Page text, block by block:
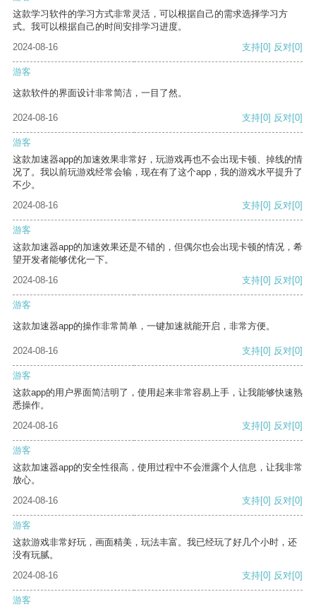
这款学习软件的学习方式非常灵活，可以根据自己的需求选择学习方
式。我可以根据自己的时间安排学习进度。
2024-08-16
支持[0] 反对[0]
游客
这款软件的界面设计非常简洁，一目了然。
2024-08-16 支持[0] 反对[0]
游客
这款加速器app的加速效果非常好，玩游戏再也不会出现卡顿、掉线的情
况了。我以前玩游戏经常会输，现在有了这个app，我的游戏水平提升了
不少。
2024-08-16
支持[0] 反对[0]
游客
这款加速器app的加速效果还是不错的，但偶尔也会出现卡顿的情况，希
望开发者能够优化一下。
2024-08-16
支持[0] 反对[0]
游客
这款加速器app的操作非常简单，一键加速就能开启，非常方便。
2024-08-16 支持[0] 反对[0]
游客
这款app的用户界面简洁明了，使用起来非常容易上手，让我能够快速熟
悉操作。
2024-08-16
支持[0] 反对[0]
游客
这款加速器app的安全性很高，使用过程中不会泄露个人信息，让我非常
放心。
2024-08-16
支持[0] 反对[0]
游客
这款游戏非常好玩，画面精美，玩法丰富。我已经玩了好几个小时，还
没有玩腻。
2024-08-16
支持[0] 反对[0]
游客